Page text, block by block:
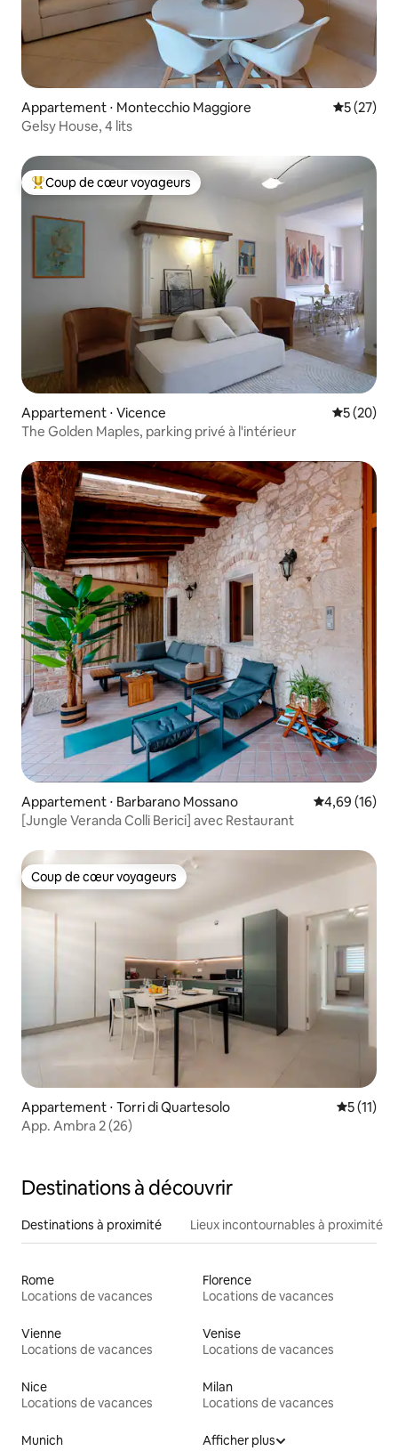
Appartement ⋅ Montecchio Maggiore
5 (27)
Gelsy House, 4 lits
Coups de cœur voyageurs les plus appréciés
Coup de cœur voyageurs
Appartement ⋅ Vicence
5 (20)
The Golden Maples, parking privé à l'intérieur
Appartement ⋅ Barbarano Mossano Évaluation
4,69 (16)
[Jungle Veranda Colli Berici] avec Restaurant
Coup de cœur voyageurs
Coup de cœur voyageurs
Appartement ⋅ Torri di Quartesolo
5 (11)
App. Ambra 2 (26)
Destinations à découvrir
Destinations à proximité Lieux incontournables à proximité
Rome
Locations de vacances
Florence
Locations de vacances
Vienne
Locations de vacances
Venise
Locations de vacances
Nice
Locations de vacances
Milan
Locations de vacances
Munich
Afficher plus